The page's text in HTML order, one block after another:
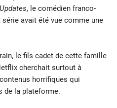
, le comédien franco-
avait été vue comme une
le fils cadet de cette famille
cherchait surtout à
horrifiques qui
de la plateforme.